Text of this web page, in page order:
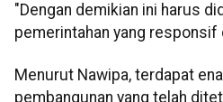
"Dengan demikian ini harus
pemerintahan yang responsif
Menurut Nawipa, terdapat
pembangunan yang telah